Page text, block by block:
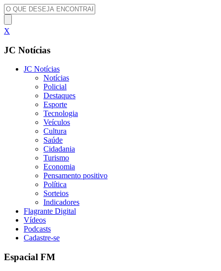
X
JC Notícias
JC Notícias
Notícias
Policial
Destaques
Esporte
Tecnologia
Veículos
Cultura
Saúde
Cidadania
Turismo
Economia
Pensamento positivo
Política
Sorteios
Indicadores
Flagrante Digital
Vídeos
Podcasts
Cadastre-se
Espacial FM